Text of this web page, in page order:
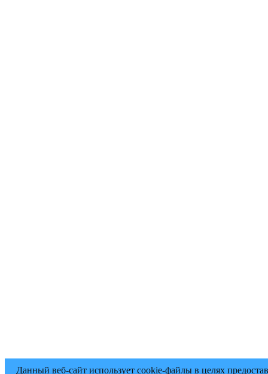
Данный веб-сайт использует cookie-файлы в целях